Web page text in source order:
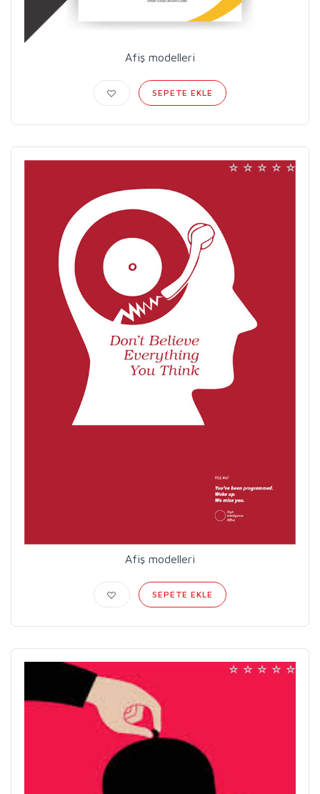
Afiş modelleri
SEPETE EKLE
Afiş modelleri
SEPETE EKLE